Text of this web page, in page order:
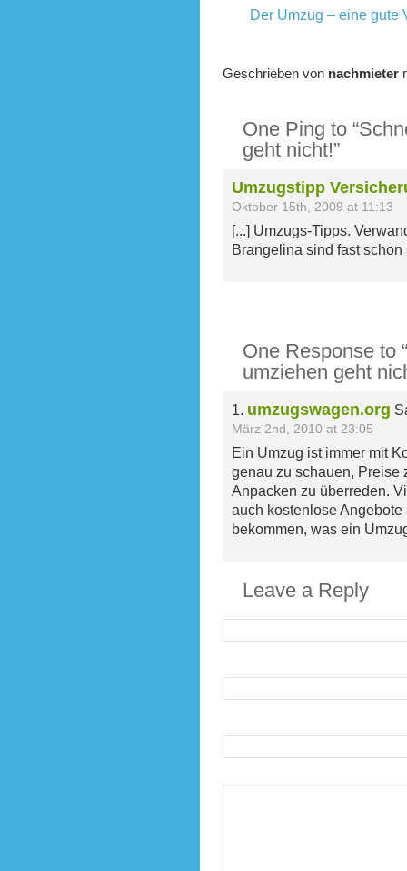
Der Umzug – eine gute
Geschrieben von nachmieter
One Ping to
geht nicht!”
Umzugstipp
Oktober 15th, 2009 at 11:13
[...] Umzugs-Tipps.
Brangelina sind fast schon
One Response to
umziehen geht
1. umzugswagen.org
März 2nd, 2010 at 23:05
Ein Umzug ist immer mit
genau zu schauen, Preise
Anpacken zu überreden.
auch kostenlose
bekommen, was ein
Leave a Reply